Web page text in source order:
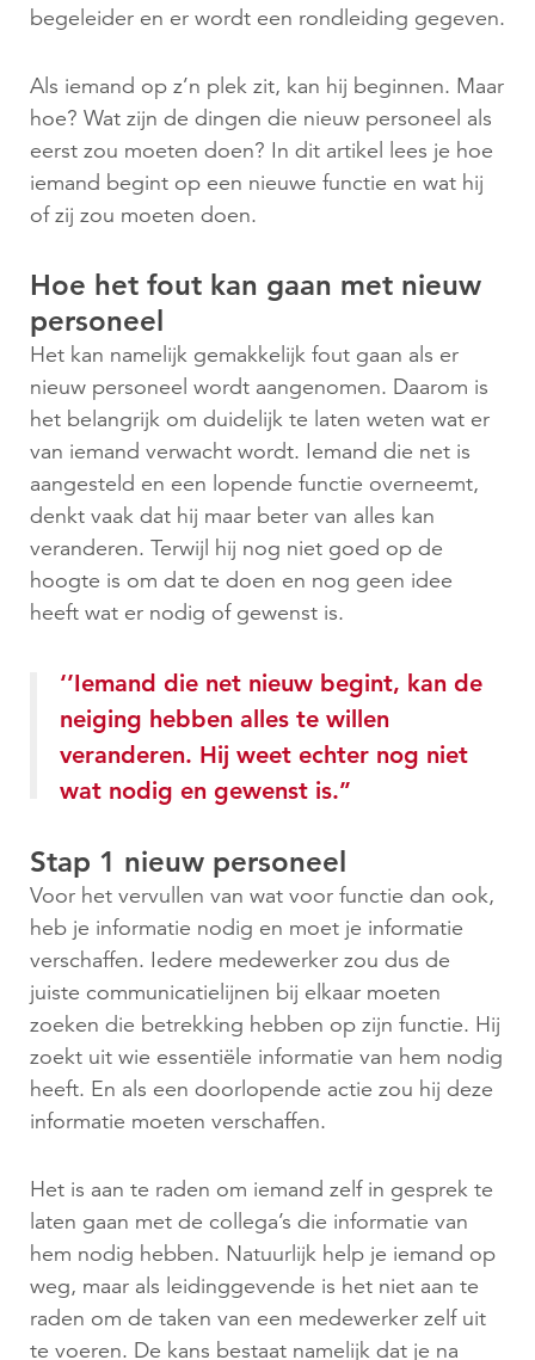
begeleider en er wordt een rondleiding gegeven.
Als iemand op z’n plek zit, kan hij beginnen. Maar
hoe? Wat zijn de dingen die nieuw personeel als
eerst zou moeten doen? In dit artikel lees je hoe
iemand begint op een nieuwe functie en wat hij
of zij zou moeten doen.
Hoe het fout kan gaan met nieuw
personeel
Het kan namelijk gemakkelijk fout gaan als er
nieuw personeel wordt aangenomen. Daarom is
het belangrijk om duidelijk te laten weten wat er
van iemand verwacht wordt. Iemand die net is
aangesteld en een lopende functie overneemt,
denkt vaak dat hij maar beter van alles kan
veranderen. Terwijl hij nog niet goed op de
hoogte is om dat te doen en nog geen idee
heeft wat er nodig of gewenst is.
‘’Iemand die net nieuw begint, kan de
neiging hebben alles te willen
veranderen. Hij weet echter nog niet
wat nodig en gewenst is.’’
Stap 1 nieuw personeel
Voor het vervullen van wat voor functie dan ook,
heb je informatie nodig en moet je informatie
verschaffen. Iedere medewerker zou dus de
juiste communicatielijnen bij elkaar moeten
zoeken die betrekking hebben op zijn functie. Hij
zoekt uit wie essentiële informatie van hem nodig
heeft. En als een doorlopende actie zou hij deze
informatie moeten verschaffen.
Het is aan te raden om iemand zelf in gesprek te
laten gaan met de collega’s die informatie van
hem nodig hebben. Natuurlijk help je iemand op
weg, maar als leidinggevende is het niet aan te
raden om de taken van een medewerker zelf uit
te voeren. De kans bestaat namelijk dat je na